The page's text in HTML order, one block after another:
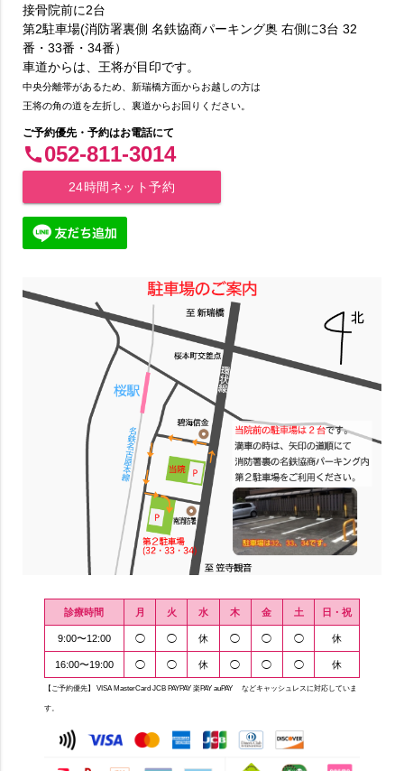
接骨院前に2台
第2駐車場(消防署裏側 名鉄協商パーキング奥 右側に3台 32
番・33番・34番）
車道からは、王将が目印です。
中央分離帯があるため、新瑞橋方面からお越しの方は
王将の角の道を左折し、裏道からお回りください。
ご予約優先・予約はお電話にて
call052-811-3014
24時間ネット予約
診療時間 月 火 水 木 金 土 日・祝
9:00〜12:00 ◯ ◯ 休 ◯ ◯ ◯ 休
16:00〜19:00 ◯ ◯ 休 ◯ ◯ ◯ 休
【ご予約優先】 VISA MasterCard JCB PAYPAY 楽PAY auPAY などキャッシュレスに対応していま
す。